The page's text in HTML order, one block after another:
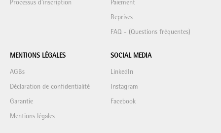
Processus d'inscription Paiement
Reprises
FAQ - (Questions fréquentes)
MENTIONS LÉGALES
AGBs
Déclaration de confidentialité
Garantie
Mentions légales
SOCIAL MEDIA
LinkedIn
Instagram
Facebook